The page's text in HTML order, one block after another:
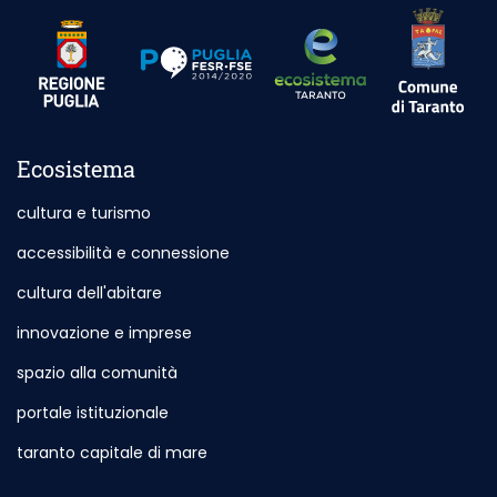
Sito esterno - Apertura in nuova scheda
Sito esterno - Apertura in nuova scheda
Sito
Ecosistema
cultura e turismo
accessibilità e connessione
cultura dell'abitare
innovazione e imprese
spazio alla comunità
portale istituzionale
taranto capitale di mare